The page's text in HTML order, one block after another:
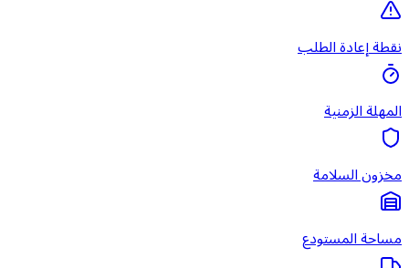
نقطة إعادة الطلب
المهلة الزمنية
مخزون السلامة
مساحة المستودع